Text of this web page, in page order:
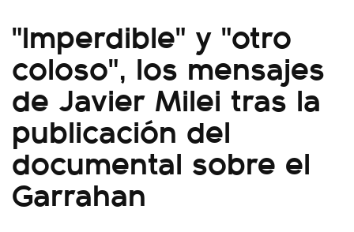
"Imperdible" y "otro
coloso", los mensajes
de Javier Milei tras la
publicación del
documental sobre el
Garrahan